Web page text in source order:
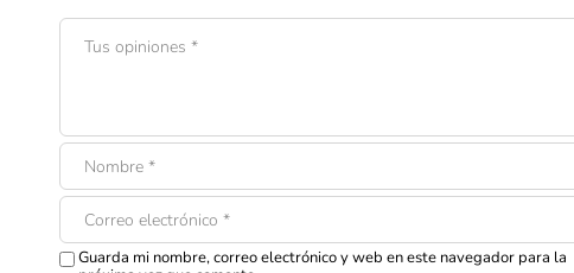
Guarda mi nombre, correo electrónico y web en este navegador para la